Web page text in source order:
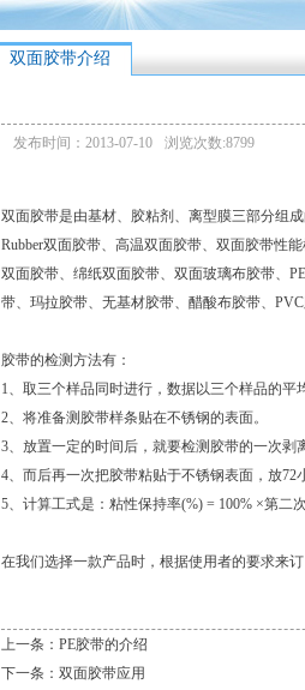
双面胶带介绍
发布时间：2013-07-10 浏览次数:8799
双面胶带是由基材、胶粘剂、离型膜三部分组
Rubber双面胶带、高温双面胶带、双面胶带性
双面胶带、绵纸双面胶带、双面玻璃布胶带、
带、玛拉胶带、无基材胶带、醋酸布胶带、PVC
胶带的检测方法有：
1、取三个样品同时进行，数据以三个样品的平
2、将准备测胶带样条贴在不锈钢的表面。
3、放置一定的时间后，就要检测胶带的一次剥
4、而后再一次把胶带粘贴于不锈钢表面，放72
5、计算工式是：粘性保持率(%) = 100% ×第二
在我们选择一款产品时，根据使用者的要求来订
上一条： PE胶带的介绍
下一条： 双面胶带应用